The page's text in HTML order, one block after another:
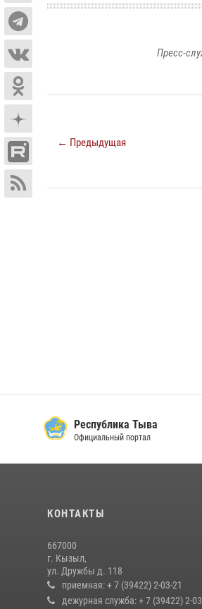
Пресс-
← Предыдущая
Республика Тыва
Официальный портал
КОНТАКТЫ
667000
г. Кызыл,
ул. Дружбы д. 118
приемная: + 7 (39422) 2-03-21
дежурная служба: + 7 (39422) 2-